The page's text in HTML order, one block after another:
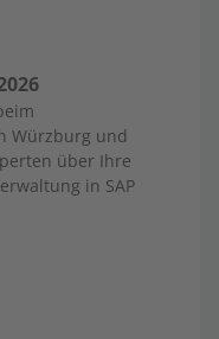
Würzburg und
über Ihre
in SAP